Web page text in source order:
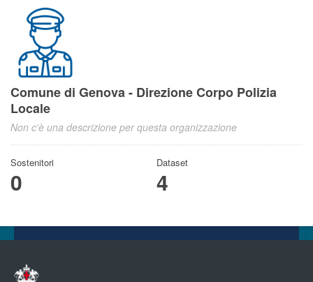
Comune di Genova - Direzione Corpo Polizia
Locale
Non c'è una descrizione per questa organizzazione
Sostenitori
0
Dataset
4